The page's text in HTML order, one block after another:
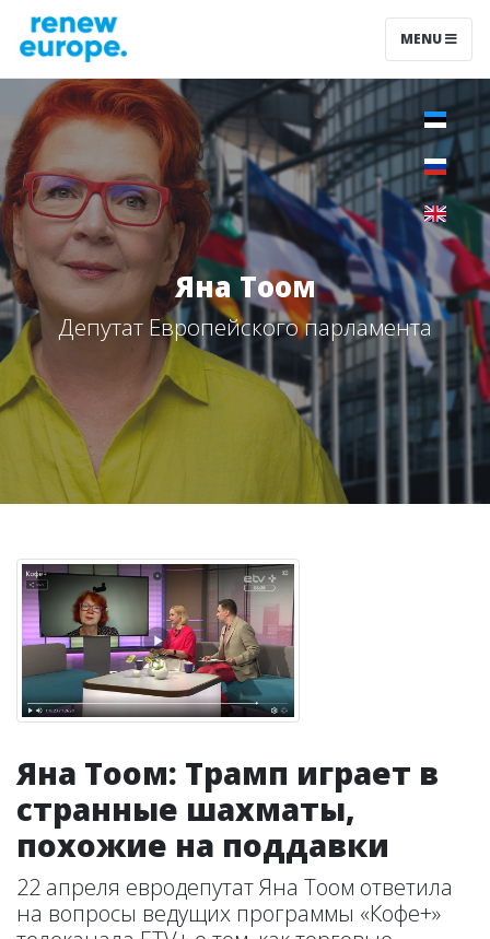
MENU
Яна Тоом
Депутат Европейского парламента
Яна Тоом: Трамп играет в
странные шахматы,
похожие на поддавки
22 апреля евродепутат Яна Тоом ответила
на вопросы ведущих программы «Кофе+»